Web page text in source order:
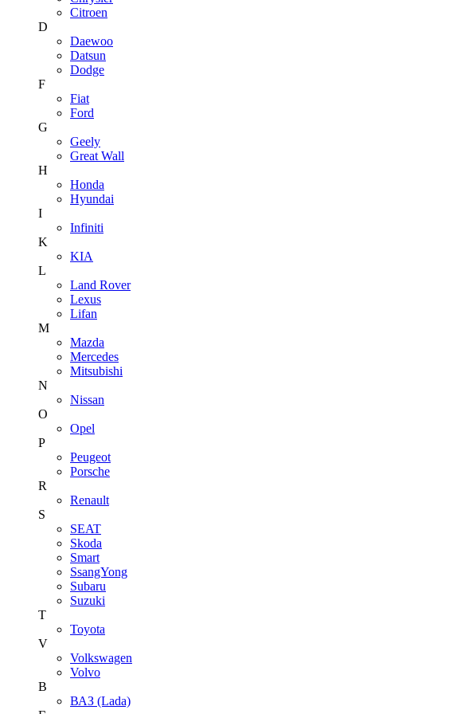
Citroen
D
Daewoo
Datsun
Dodge
F
Fiat
Ford
G
Geely
Great Wall
H
Honda
Hyundai
I
Infiniti
K
KIA
L
Land Rover
Lexus
Lifan
M
Mazda
Mercedes
Mitsubishi
N
Nissan
O
Opel
P
Peugeot
Porsche
R
Renault
S
SEAT
Skoda
Smart
SsangYong
Subaru
Suzuki
T
Toyota
V
Volkswagen
Volvo
В
ВАЗ (Lada)